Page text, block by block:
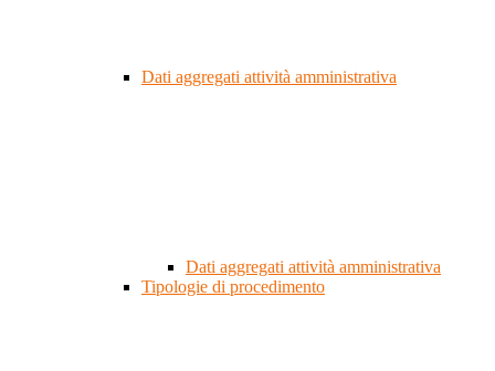
Dati aggregati attività amministrativa
Dati aggregati attività amministrativa
Tipologie di procedimento